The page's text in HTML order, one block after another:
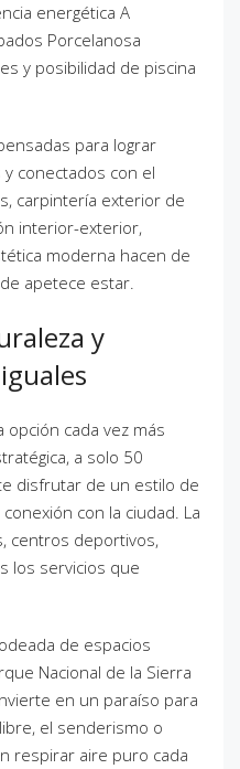
energética A
Porcelanosa
y posibilidad de piscina
para lograr
conectados con el
carpintería exterior de
interior-exterior,
moderna hacen de
apetece estar.
y
opción cada vez más
a solo 50
disfrutar de un estilo de
con la ciudad. La
centros deportivos,
los servicios que
de espacios
Nacional de la Sierra
en un paraíso para
el senderismo o
respirar aire puro cada